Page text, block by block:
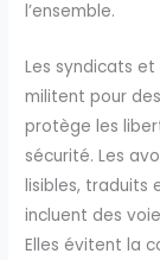
l’ensemble.
Les syndicats
militent pour
protège les
sécurité. Les
lisibles, traduits
incluent des
Elles évitent la